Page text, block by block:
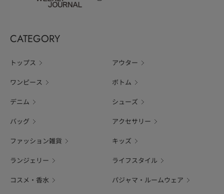
CATEGORY
トップス アウター
ワンピース ボトム
デニム シューズ
バッグ アクセサリー
ファッション雑貨 キッズ
ランジェリー ライフスタイル
コスメ・香水 パジャマ・ルームウェア